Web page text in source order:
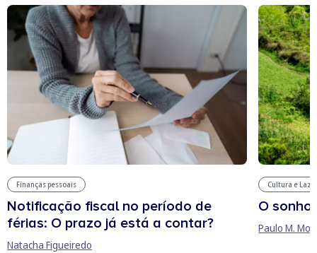
Finanças pessoais
Notificação fiscal no período de
férias: O prazo já está a contar?
Natacha Figueiredo
Cultura e
O sonho
Paulo M.